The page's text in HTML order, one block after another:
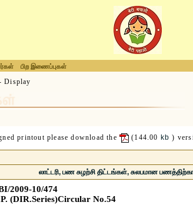
பிற இணைப்புகள்
Display
printout please download the (144.00 kb )
லாட்டரி, பண சுழற்சி திட்டங்கள், சுலபமான
2009-10/474
(DIR.Series)Circular No.54